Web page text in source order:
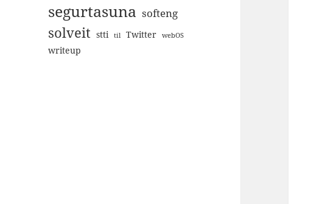
segurtasuna softeng
solveit stti til Twitter webOS
writeup